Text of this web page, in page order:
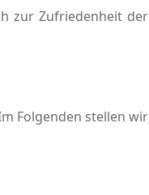
zur Zufriedenheit der
Folgenden stellen wir